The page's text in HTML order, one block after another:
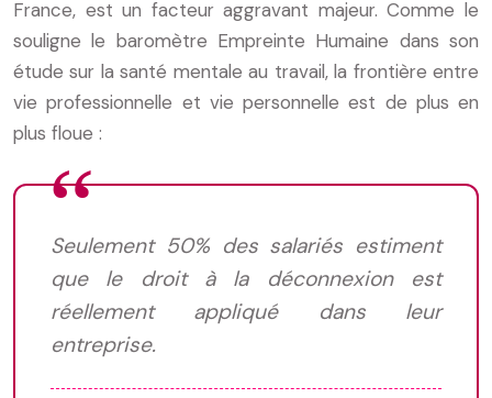
France, est un facteur aggravant majeur. Comme le
souligne le baromètre Empreinte Humaine dans son
étude sur la santé mentale au travail, la frontière entre
vie professionnelle et vie personnelle est de plus en
plus floue :
Seulement 50% des salariés estiment
que le droit à la déconnexion est
réellement appliqué dans leur
entreprise.